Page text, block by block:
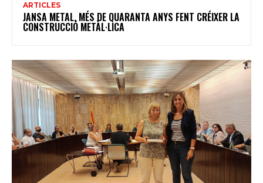
ARTICLES
JANSA METAL, MÉS DE QUARANTA ANYS FENT CRÉIXER LA
CONSTRUCCIÓ METÀL·LICA